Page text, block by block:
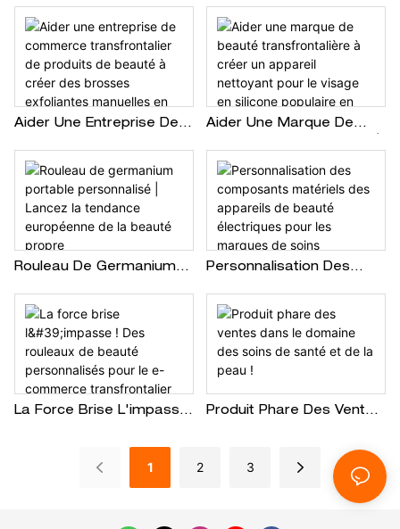
sur les réseaux sociaux dès sa
première semaine, prouvant
ainsi notre capacité à fournir
des objets promotionnels de
luxe à fort impact commercial.
obtenu un accord de
fabrication exclusif de deux
ans.
Marque De Beauté :
Rouleau De Massage
Haute Qualité
Massage Facial De Haute
Aider Une Entreprise De
Transfrontalier De
Produits De Beauté À
Créer Des Brosses
Silicone Personnalisées
Aider Une Marque De
Créer Un Appareil
En Silicone Populaire En
Europe
Rouleau De Germanium
Lancez La Tendance
Beauté Propre
Personnalisation Des
Des Appareils De Beauté
Électriques Pour Les
Et Haute Gamme.
La Force Brise L'impasse
Personnalisés Pour Le E-
Transfrontalier De
Produit Phare Des Ventes
Soins De Santé Et De La
Peau !
1 2 3